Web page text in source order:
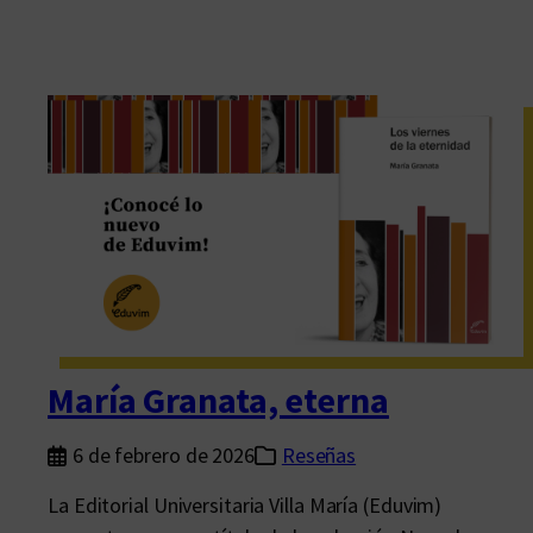
María Granata, eterna
6 de febrero de 2026
Reseñas
La Editorial Universitaria Villa María (Eduvim)